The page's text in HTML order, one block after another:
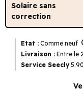
Solaire sans
correction
Etat : Comme neuf
Livraison : Entre le
Service Seecly